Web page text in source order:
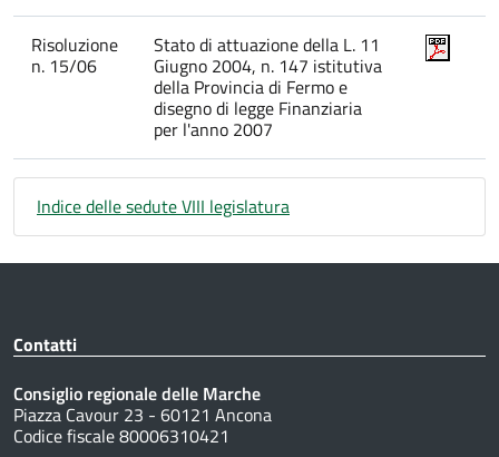
Risoluzione
n. 15/06
Stato di attuazione della L. 11
Giugno 2004, n. 147 istitutiva
della Provincia di Fermo e
disegno di legge Finanziaria
per l'anno 2007
Indice delle sedute VIII legislatura
Contatti
Consiglio regionale delle Marche
Piazza Cavour 23 - 60121 Ancona
Codice fiscale 80006310421